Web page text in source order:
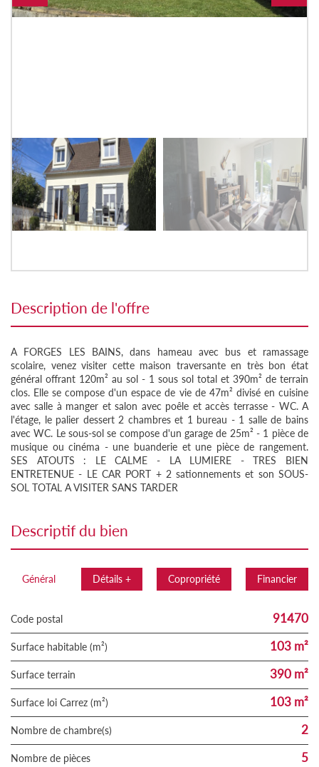
description de l'offre
A FORGES LES BAINS, dans hameau avec bus et ramassage
scolaire, venez visiter cette maison traversante en très bon état
général offrant 120m² au sol - 1 sous sol total et 390m² de terrain
clos. Elle se compose d'un espace de vie de 47m² divisé en cuisine
avec salle à manger et salon avec poêle et accès terrasse - WC. A
l'étage, le palier dessert 2 chambres et 1 bureau - 1 salle de bains
avec WC. Le sous-sol se compose d'un garage de 25m² - 1 pièce de
musique ou cinéma - une buanderie et une pièce de rangement.
SES ATOUTS : LE CALME - LA LUMIERE - TRES BIEN
ENTRETENUE - LE CAR PORT + 2 sationnements et son SOUS-
SOL TOTAL A VISITER SANS TARDER
descriptif du bien
Général Détails + Copropriété Financier
Code postal 91470
Surface habitable (m²) 103 m²
surface terrain 390 m²
Surface loi Carrez (m²) 103 m²
Nombre de chambre(s) 2
Nombre de pièces 5